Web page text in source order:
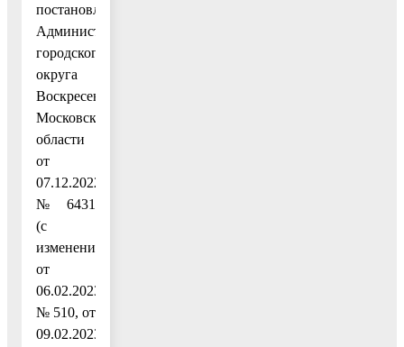
постановлением
Администрации
городского
округа
Воскресенск
Московской
области
от
07.12.2022
№ 6431
(с
изменениями
от
06.02.2023
№ 510, от
09.02.2023